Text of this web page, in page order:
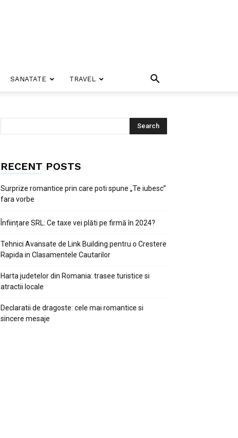
SANATATE TRAVEL
RECENT POSTS
Surprize romantice prin care poti spune „Te iubesc”
fara vorbe
Înființare SRL: Ce taxe vei plăti pe firmă în 2024?
Tehnici Avansate de Link Building pentru o Crestere
Rapida in Clasamentele Cautarilor
Harta judetelor din Romania: trasee turistice si
atractii locale
Declaratii de dragoste: cele mai romantice si
sincere mesaje